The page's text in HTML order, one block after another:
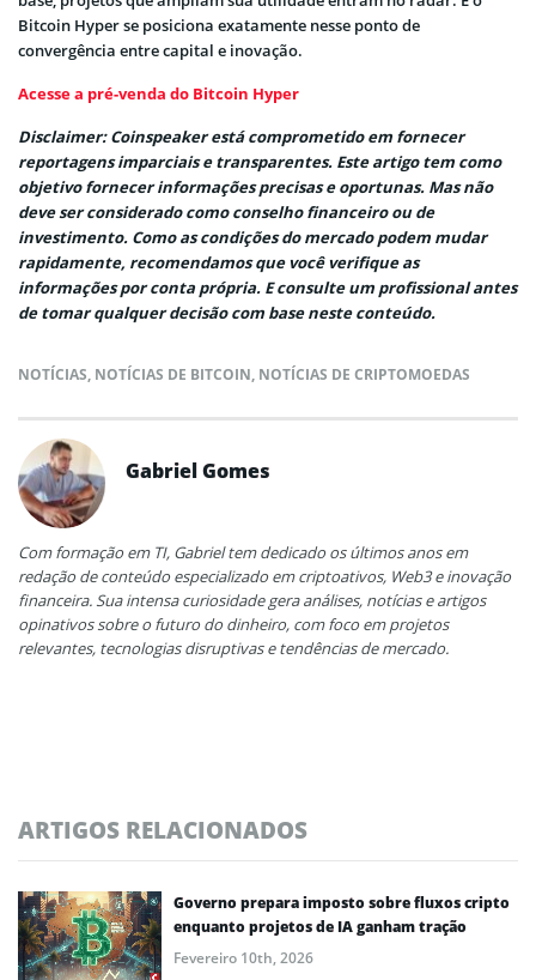
Bitcoin Hyper se posiciona exatamente nesse ponto de
convergência entre capital e inovação.
Acesse a pré-venda do Bitcoin Hyper
Disclaimer: Coinspeaker está comprometido em fornecer
reportagens imparciais e transparentes. Este artigo tem como
objetivo fornecer informações precisas e oportunas. Mas não
deve ser considerado como conselho financeiro ou de
investimento. Como as condições do mercado podem mudar
rapidamente, recomendamos que você verifique as
informações por conta própria. E consulte um profissional antes
de tomar qualquer decisão com base neste conteúdo.
NOTÍCIAS, NOTÍCIAS DE BITCOIN, NOTÍCIAS DE CRIPTOMOEDAS
Gabriel Gomes
Com formação em TI, Gabriel tem dedicado os últimos anos em
redação de conteúdo especializado em criptoativos, Web3 e inovação
financeira. Sua intensa curiosidade gera análises, notícias e artigos
opinativos sobre o futuro do dinheiro, com foco em projetos
relevantes, tecnologias disruptivas e tendências de mercado.
ARTIGOS RELACIONADOS
Governo prepara imposto sobre fluxos cripto
enquanto projetos de IA ganham tração
Fevereiro 10th, 2026